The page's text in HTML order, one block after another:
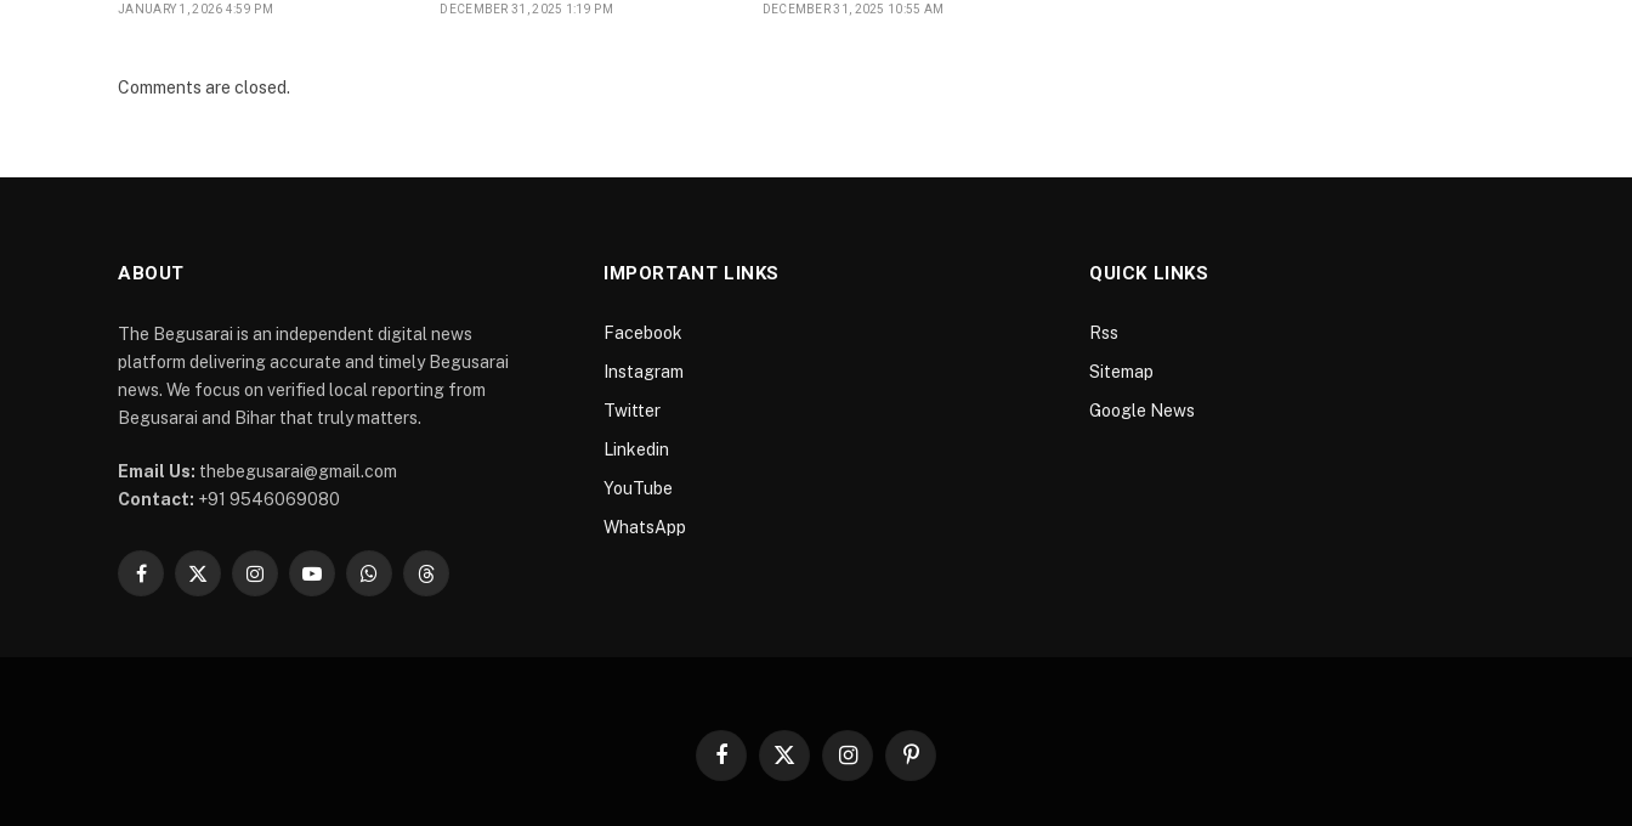
JANUARY 1, 2026 4:59 PM DECEMBER 31, 2025 1:19 PM DECEMBER 31, 2025 10:55 AM
Comments are closed.
ABOUT
The Begusarai is an independent digital news
platform delivering accurate and timely Begusarai
news. We focus on verified local reporting from
Begusarai and Bihar that truly matters.
Email Us: thebegusarai@gmail.com
Contact: +91 9546069080
Facebook
X
InstagramYouTubeWhatsAppThreads
IMPORTANT LINKS
Facebook
Instagram
Twitter
Linkedin
YouTube
WhatsApp
QUICK LINKS
Rss
Sitemap
Google News
Facebook
X
InstagramPinterest